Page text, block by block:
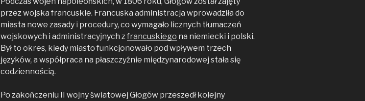
przez wojska francuskie. Francuska administracja wprowadziła do
miasta nowe zasady i procedury, co wymagało licznych tłumaczeń
wojskowych i administracyjnych z francuskiego na niemiecki i polski.
Był to okres, kiedy miasto funkcjonowało pod wpływem trzech
języków, a współpraca na płaszczyźnie międzynarodowej stała się
codziennością.
Po zakończeniu II wojny światowej Głogów przeszedł kolejny